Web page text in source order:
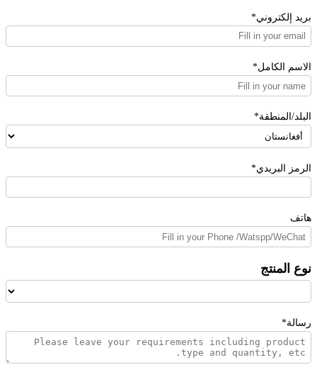
بريد إلكتروني*
الاسم الكامل*
البلد/المنطقة*
الرمز البريدي*
هاتف
نوع المنتج
رسالة*